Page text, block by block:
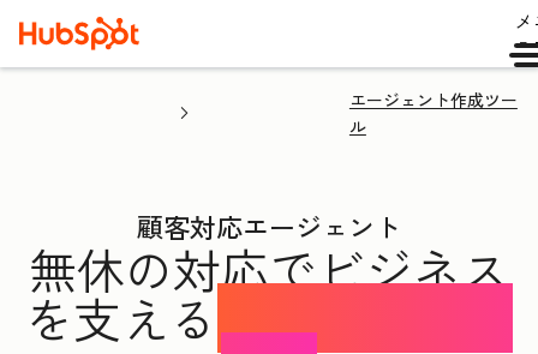
エージェント作成ツー
ル
顧客対応エージェント
無休の対応でビジネス
を支えるAIコンシェル